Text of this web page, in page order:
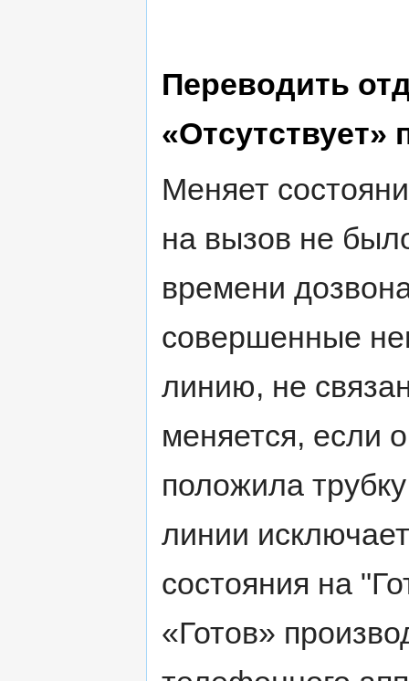
Переводить
«Отсутствует»
Меняет
на вызов не
времени
совершенные
линию, не
меняется, если
положила
линии
состояния на
«Готов»